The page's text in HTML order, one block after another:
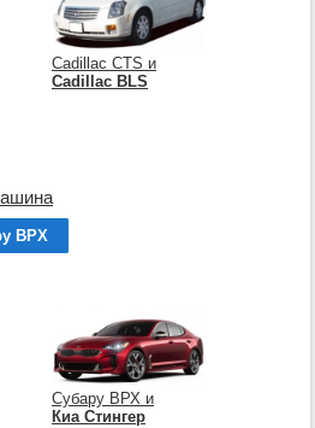
Cadillac CTS и
Cadillac BLS
ВРХ
Субару ВРХ и
Киа Стингер